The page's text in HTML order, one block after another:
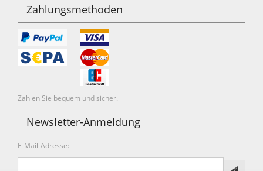
Zahlungsmethoden
Zahlen Sie bequem und sicher.
Newsletter-Anmeldung
E-Mail-Adresse: